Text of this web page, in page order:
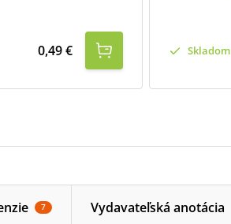
0,49 € Skladom
7 Vydavateľská anotácia